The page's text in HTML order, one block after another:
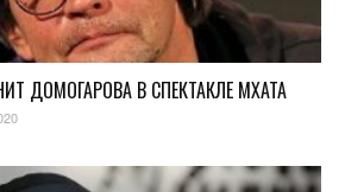
ДОМОГАРОВА В СПЕКТАКЛЕ МХАТА